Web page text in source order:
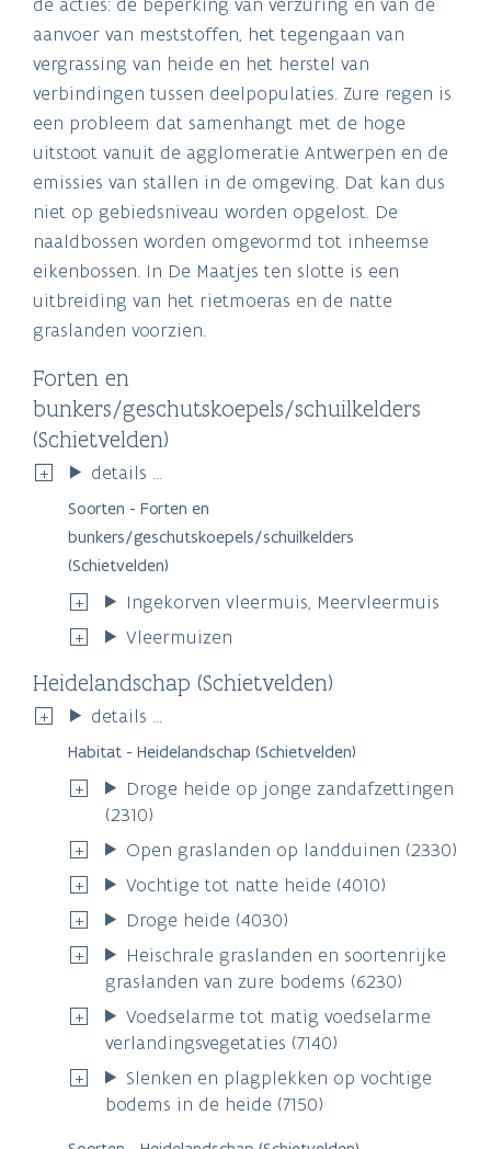
aanvoer van meststoffen, het tegengaan van
vergrassing van heide en het herstel van
verbindingen tussen deelpopulaties. Zure regen is
een probleem dat samenhangt met de hoge
uitstoot vanuit de agglomeratie Antwerpen en de
emissies van stallen in de omgeving. Dat kan dus
niet op gebiedsniveau worden opgelost. De
naaldbossen worden omgevormd tot inheemse
eikenbossen. In De Maatjes ten slotte is een
uitbreiding van het rietmoeras en de natte
graslanden voorzien.
Forten en
bunkers/geschutskoepels/schuilkelders
(Schietvelden)
details ...
Soorten - Forten en
bunkers/geschutskoepels/schuilkelders
(Schietvelden)
Ingekorven vleermuis, Meervleermuis
Vleermuizen
Heidelandschap (Schietvelden)
details ...
Habitat - Heidelandschap (Schietvelden)
Droge heide op jonge zandafzettingen
(2310)
Open graslanden op landduinen (2330)
Vochtige tot natte heide (4010)
Droge heide (4030)
Heischrale graslanden en soortenrijke
graslanden van zure bodems (6230)
Voedselarme tot matig voedselarme
verlandingsvegetaties (7140)
Slenken en plagplekken op vochtige
bodems in de heide (7150)